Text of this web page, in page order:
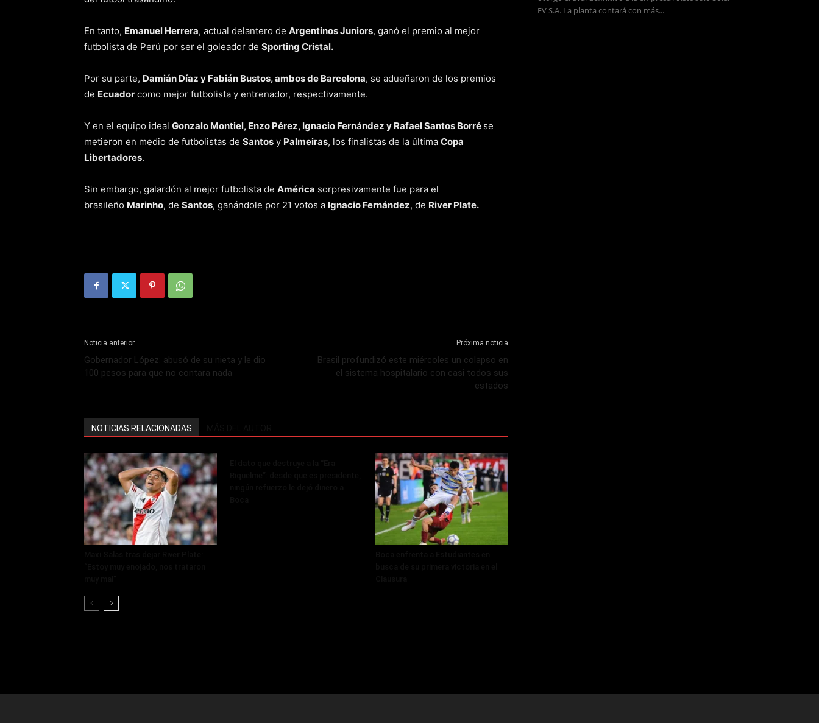
En tanto, Emanuel Herrera, actual delantero de Argentinos Juniors, ganó el premio al mejor
futbolista de Perú por ser el goleador de Sporting Cristal.
Por su parte, Damián Díaz y Fabián Bustos, ambos de Barcelona, se adueñaron de los premios
de Ecuador como mejor futbolista y entrenador, respectivamente.
Y en el equipo ideal Gonzalo Montiel, Enzo Pérez, Ignacio Fernández y Rafael Santos Borré se
metieron en medio de futbolistas de Santos y Palmeiras, los finalistas de la última Copa
Libertadores.
Sin embargo, galardón al mejor futbolista de América sorpresivamente fue para el
brasileño Marinho, de Santos, ganándole por 21 votos a Ignacio Fernández, de River Plate.
Noticia anterior
Gobernador López: abusó de su nieta y le dio
100 pesos para que no contara nada
Próxima noticia
Brasil profundizó este miércoles un colapso en
el sistema hospitalario con casi todos sus
estados
NOTICIAS RELACIONADAS
FV S.A. La planta contará con más...